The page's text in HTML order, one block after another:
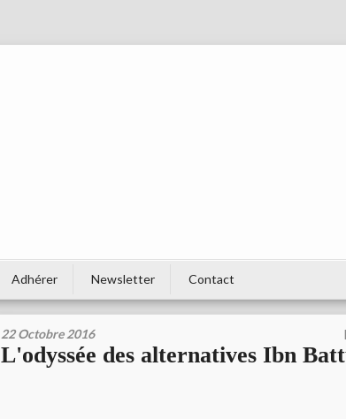
Adhérer Newsletter Contact
22 Octobre 2016
L'odyssée des alternatives Ibn